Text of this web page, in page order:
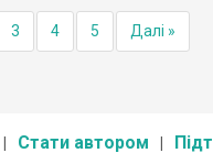
3 4 5 Далі »
Стати автором